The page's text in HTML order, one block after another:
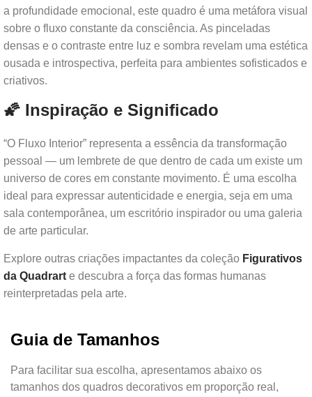
a profundidade emocional, este quadro é uma metáfora visual
sobre o fluxo constante da consciência. As pinceladas
densas e o contraste entre luz e sombra revelam uma estética
ousada e introspectiva, perfeita para ambientes sofisticados e
criativos.
🌠 Inspiração e Significado
“O Fluxo Interior” representa a essência da transformação
pessoal — um lembrete de que dentro de cada um existe um
universo de cores em constante movimento. É uma escolha
ideal para expressar autenticidade e energia, seja em uma
sala contemporânea, um escritório inspirador ou uma galeria
de arte particular.
Explore outras criações impactantes da coleção Figurativos
da Quadrart e descubra a força das formas humanas
reinterpretadas pela arte.
Guia de Tamanhos
Para facilitar sua escolha, apresentamos abaixo os
tamanhos dos quadros decorativos em proporção real,